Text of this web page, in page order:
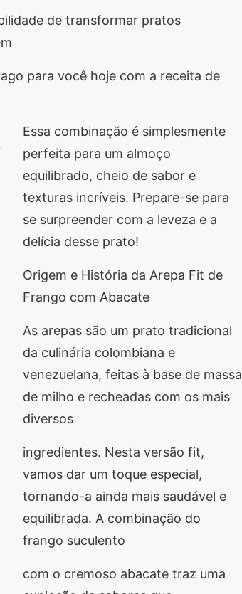
de transformar pratos
para você hoje com a receita de
Essa combinação é simplesmente
perfeita para um almoço
equilibrado, cheio de sabor e
texturas incríveis. Prepare-se para
se surpreender com a leveza e a
delícia desse prato!
Origem e História da Arepa Fit de
Frango com Abacate
As arepas são um prato tradicional
da culinária colombiana e
venezuelana, feitas à base de massa
de milho e recheadas com os mais
diversos
ingredientes. Nesta versão fit,
vamos dar um toque especial,
tornando-a ainda mais saudável e
equilibrada. A combinação do
frango suculento
com o cremoso abacate traz uma